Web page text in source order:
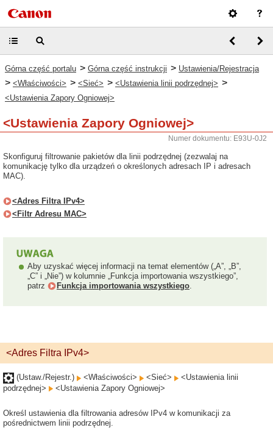
Górna część portalu > Górna część instrukcji > Ustawienia/Rejestracja
> <Właściwości> > <Sieć> > <Ustawienia linii podrzędnej> >
<Ustawienia Zapory Ogniowej>
<Ustawienia Zapory Ogniowej>
Numer dokumentu: E93U-0J2
Skonfiguruj filtrowanie pakietów dla linii podrzędnej (zezwalaj na
komunikację tylko dla urządzeń o określonych adresach IP i adresach
MAC).
<Adres Filtra IPv4>
<Filtr Adresu MAC>
Aby uzyskać więcej informacji na temat elementów („A”, „B”,
„C” i „Nie”) w kolumnie „Funkcja importowania wszystkiego”,
patrz
Funkcja importowania wszystkiego.
<Adres Filtra IPv4>
(Ustaw./Rejestr.) <Właściwości> <Sieć>
<Ustawienia linii
podrzędnej>
<Ustawienia Zapory Ogniowej>
Określ ustawienia dla filtrowania adresów IPv4 w komunikacji za
pośrednictwem linii podrzędnej.